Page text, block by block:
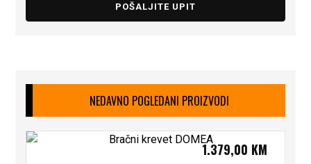
POŠALJITE UPIT
NEDAVNO POGLEDANI PROIZVODI
1.379,00 KM